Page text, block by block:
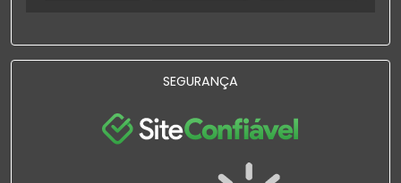
SEGURANÇA